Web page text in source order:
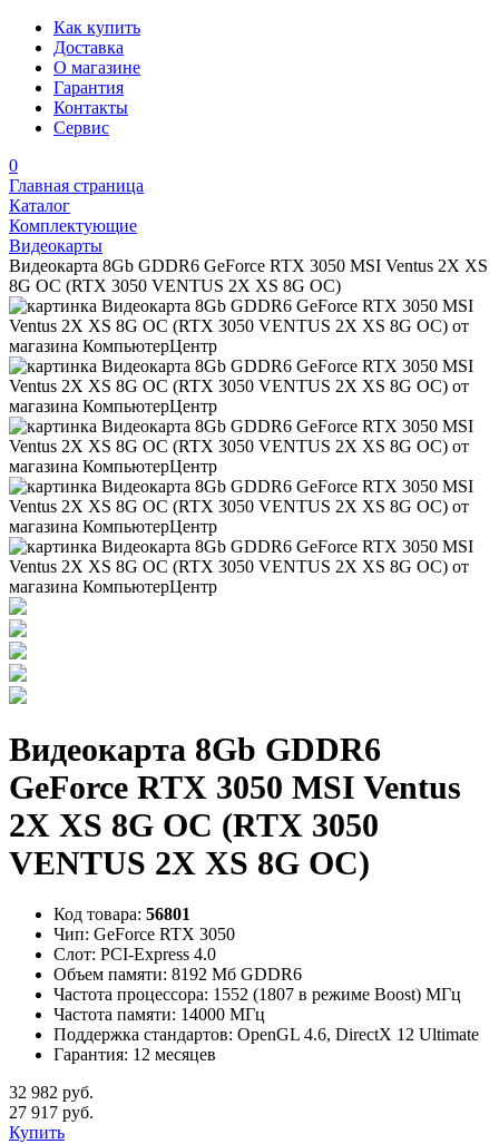
Как купить
Доставка
О магазине
Гарантия
Контакты
Сервис
0
Главная страница
Каталог
Комплектующие
Видеокарты
Видеокарта 8Gb GDDR6 GeForce RTX 3050 MSI Ventus 2X XS
8G OC (RTX 3050 VENTUS 2X XS 8G OC)
Видеокарта 8Gb GDDR6
GeForce RTX 3050 MSI Ventus
2X XS 8G OC (RTX 3050
VENTUS 2X XS 8G OC)
Код товара: 56801
Чип: GeForce RTX 3050
Слот: PCI-Express 4.0
Объем памяти: 8192 Мб GDDR6
Частота процессора: 1552 (1807 в режиме Boost) МГц
Частота памяти: 14000 МГц
Поддержка стандартов: OpenGL 4.6, DirectX 12 Ultimate
Гарантия: 12 месяцев
32 982 руб.
27 917 руб.
Купить